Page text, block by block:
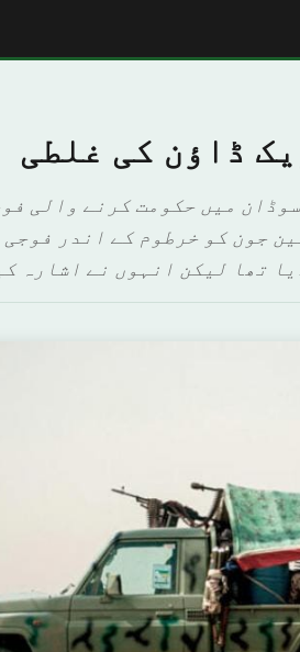
ڈاؤن کی غلطی
میں حکومت کرنے والی
جون کو خرطوم کے اندر
تھا لیکن انہوں نے اشارہ